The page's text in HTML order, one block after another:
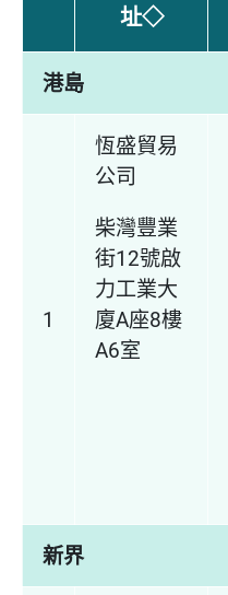
址◇
港島
1
恆盛貿易
公司
柴灣豐業
街12號啟
力工業大
廈A座8樓
A6室
新界